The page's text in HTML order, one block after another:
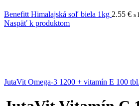
Benefitt Himalajská soľ biela 1kg 2.55 € s
Naspäť k produktom
JutaVit Omega-3 1200 + vitamín E 100 tbl.